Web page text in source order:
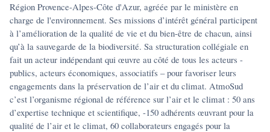
Région Provence-Alpes-Côte d'Azur, agréée par le ministère en
charge de l'environnement. Ses missions d’intérêt général participent
à l’amélioration de la qualité de vie et du bien-être de chacun, ainsi
qu’à la sauvegarde de la biodiversité. Sa structuration collégiale en
fait un acteur indépendant qui œuvre au côté de tous les acteurs -
publics, acteurs économiques, associatifs – pour favoriser leurs
engagements dans la préservation de l’air et du climat. AtmoSud
c’est l’organisme régional de référence sur l’air et le climat : 50 ans
d’expertise technique et scientifique, -150 adhérents œuvrant pour la
qualité de l’air et le climat, 60 collaborateurs engagés pour la